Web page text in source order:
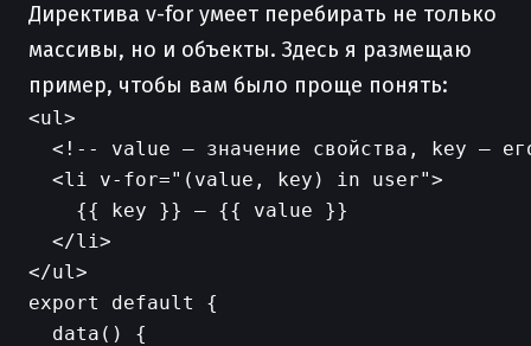
Директива v-for умеет перебирать не только
массивы, но и объекты. Здесь я размещаю
пример, чтобы вам было проще понять:
<ul>
<!-- value — значение свойства, key —
  <li v-for="(value, key) in user">
    {{ key }} — {{ value }}
  </li>
export default {
  data() {